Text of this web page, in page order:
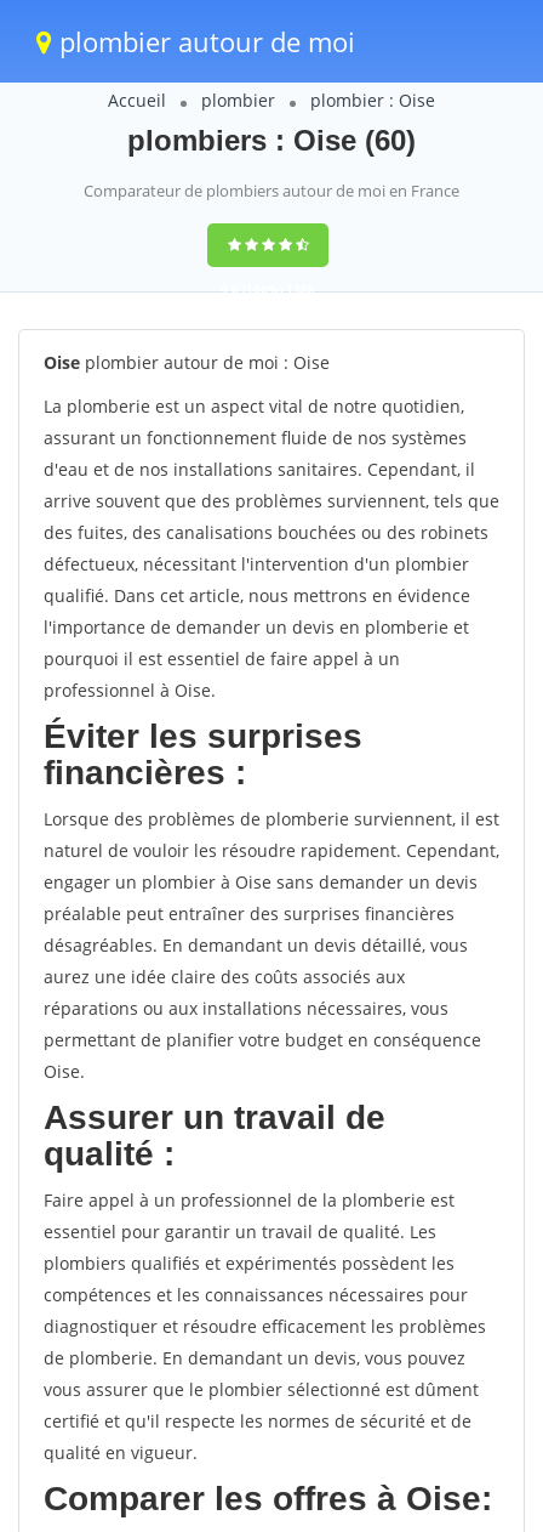
plombier autour de moi
Accueil plombier plombier : Oise
plombiers : Oise (60)
Comparateur de plombiers autour de moi en France
9,6(100%)1388
votes
Oise plombier autour de moi : Oise
La plomberie est un aspect vital de notre quotidien,
assurant un fonctionnement fluide de nos systèmes
d'eau et de nos installations sanitaires. Cependant, il
arrive souvent que des problèmes surviennent, tels que
des fuites, des canalisations bouchées ou des robinets
défectueux, nécessitant l'intervention d'un plombier
qualifié. Dans cet article, nous mettrons en évidence
l'importance de demander un devis en plomberie et
pourquoi il est essentiel de faire appel à un
professionnel à Oise.
Éviter les surprises
financières :
Lorsque des problèmes de plomberie surviennent, il est
naturel de vouloir les résoudre rapidement. Cependant,
engager un plombier à Oise sans demander un devis
préalable peut entraîner des surprises financières
désagréables. En demandant un devis détaillé, vous
aurez une idée claire des coûts associés aux
réparations ou aux installations nécessaires, vous
permettant de planifier votre budget en conséquence
Oise.
Assurer un travail de
qualité :
Faire appel à un professionnel de la plomberie est
essentiel pour garantir un travail de qualité. Les
plombiers qualifiés et expérimentés possèdent les
compétences et les connaissances nécessaires pour
diagnostiquer et résoudre efficacement les problèmes
de plomberie. En demandant un devis, vous pouvez
vous assurer que le plombier sélectionné est dûment
certifié et qu'il respecte les normes de sécurité et de
qualité en vigueur.
Comparer les offres à Oise: